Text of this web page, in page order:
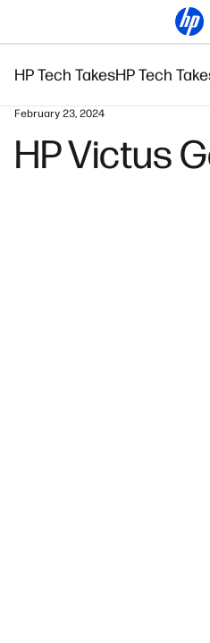
HP Tech TakesHP Tech
February 23, 2024
HP Victus